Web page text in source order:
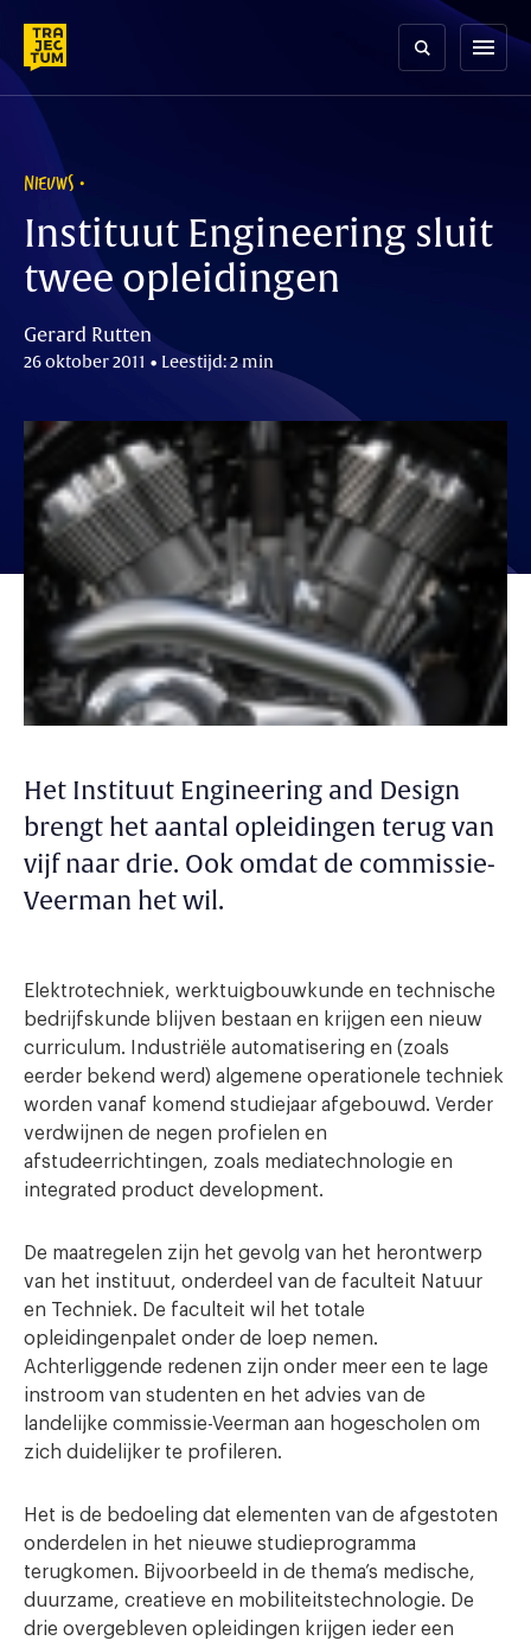
content
menu
NIEUWS
Instituut Engineering sluit
twee opleidingen
Gerard Rutten
26 oktober 2011 • Leestijd: 2 min
Het Instituut Engineering and Design
brengt het aantal opleidingen terug van
vijf naar drie. Ook omdat de commissie-
Veerman het wil.
Elektrotechniek, werktuigbouwkunde en technische
bedrijfskunde blijven bestaan en krijgen een nieuw
curriculum. Industriële automatisering en (zoals
eerder bekend werd) algemene operationele techniek
worden vanaf komend studiejaar afgebouwd. Verder
verdwijnen de negen profielen en
afstudeerrichtingen, zoals mediatechnologie en
integrated product development.
De maatregelen zijn het gevolg van het herontwerp
van het instituut, onderdeel van de faculteit Natuur
en Techniek. De faculteit wil het totale
opleidingenpalet onder de loep nemen.
Achterliggende redenen zijn onder meer een te lage
instroom van studenten en het advies van de
landelijke commissie-Veerman aan hogescholen om
zich duidelijker te profileren.
Het is de bedoeling dat elementen van de afgestoten
onderdelen in het nieuwe studieprogramma
terugkomen. Bijvoorbeeld in de thema’s medische,
duurzame, creatieve en mobiliteitstechnologie. De
drie overgebleven opleidingen krijgen ieder een